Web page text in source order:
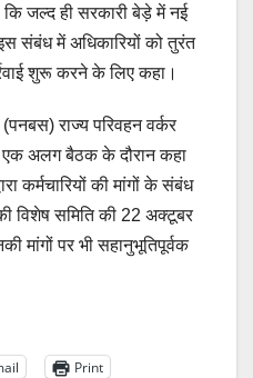
जल्द ही सरकारी बेड़े में नई
संबंध में अधिकारियों को तुरंत
शुरू करने के लिए कहा।
राज्य परिवहन वर्कर
एक अलग बैठक के दौरान कहा
कर्मचारियों की मांगों के संबंध
विशेष समिति की 22 अक्टूबर
मांगों पर भी सहानुभूतिपूर्वक
Print